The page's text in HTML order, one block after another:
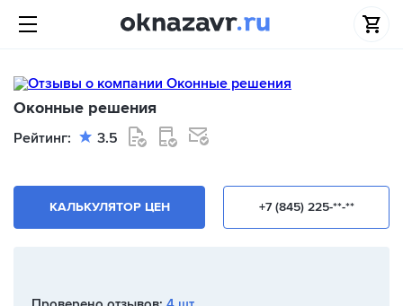
Оконные решения
Рейтинг: 3.5
+7 (845) 225-**-**
КАЛЬКУЛЯТОР ЦЕН